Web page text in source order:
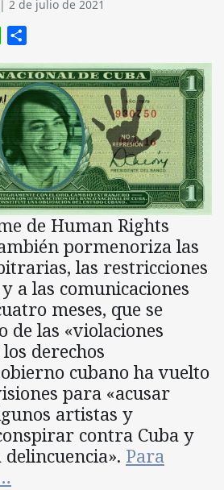
| 2 de julio de 2021
WhatsApp
de Human Rights
pormenoriza las
las restricciones
a las comunicaciones
meses, que se
de las «violaciones
derechos
cubano ha vuelto
para «acusar
artistas y
contra Cuba y
Para